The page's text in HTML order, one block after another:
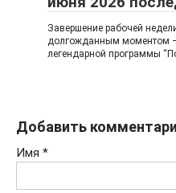
Завершение рабочей
долгожданным моментом
легендарной программы
Добавить
Имя *